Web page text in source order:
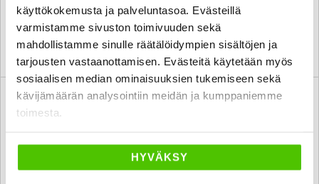
käyttökokemusta ja palveluntasoa. Evästeillä
varmistamme sivuston toimivuuden sekä
mahdollistamme sinulle räätälöidympien sisältöjen ja
tarjousten vastaanottamisen. Evästeitä käytetään myös
sosiaalisen median ominaisuuksien tukemiseen sekä
kävijämäärän analysointiin meidän ja kumppaniemme
toimesta.
HYVÄKSY
alk. 141 € / kk
KATSO TIEDOT WHATSAPP